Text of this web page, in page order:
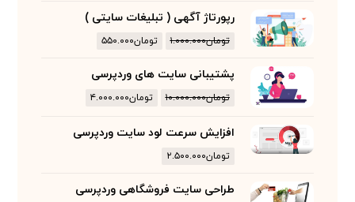
رپورتاژ آگهی ( تبلیغات سایتی )
تومان۱.۰۰۰.۰۰۰ تومان۵۵۰.۰۰۰
پشتیبانی سایت های وردپرسی
تومان۱۰.۰۰۰.۰۰۰ تومان۴.۰۰۰.۰۰۰
افزایش سرعت لود سایت وردپرسی
تومان۲.۵۰۰.۰۰۰
طراحی سایت فروشگاهی وردپرسی